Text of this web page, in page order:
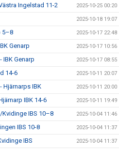
Ingelstad 11-2 2025-10-25 00:20
2025-10-18 19:07
5–8 2025-10-17 22:48
Genarp 2025-10-17 10:56
Genarp 2025-10-17 08:55
14-6 2025-10-11 20:07
Hjärnarps IBK 2025-10-11 20:00
IBK 14-6 2025-10-11 19:49
IBS 10–8 2025-10-04 11:46
IBS 10-8 2025-10-04 11:37
IBS 2025-10-04 11:37